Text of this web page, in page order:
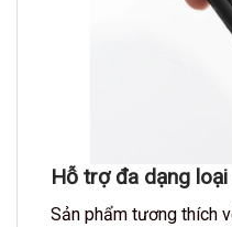
Hỗ trợ đa dạng
Sản phẩm tương thích